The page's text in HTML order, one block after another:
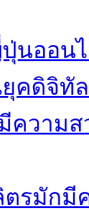
นออน
คดิจิทัล
ความ
ตรมัก